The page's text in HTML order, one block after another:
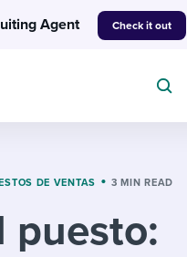
Agent Check it out
For your job search:
DE VENTAS 3 MIN READ
puesto: